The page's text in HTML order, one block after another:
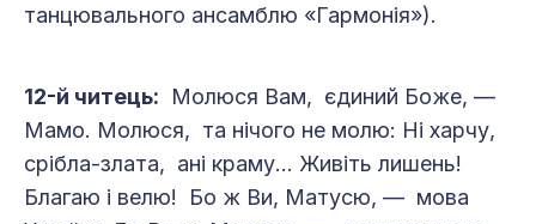
танцювального ансамблю «Гармонія»).
12-й читець: Молюся Вам, єдиний Боже, —
Мамо. Молюся, та нічого не молю: Ні харчу,
срібла-злата, ані краму... Живіть лишень!
Благаю і велю! Бо ж Ви, Матусю, — мова